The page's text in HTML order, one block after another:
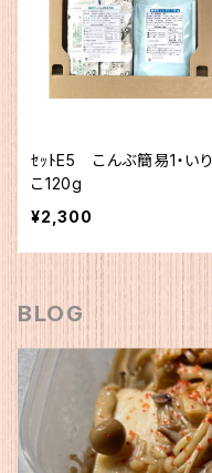
ｾｯﾄE5 こんぶ簡易1・いり
こ120g
¥2,300
BLOG